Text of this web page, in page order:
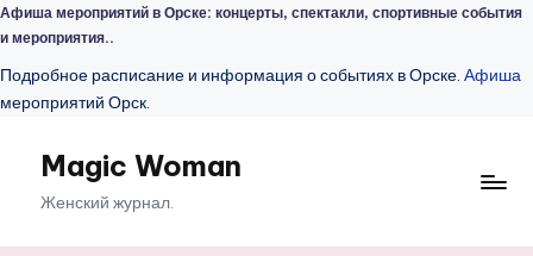
Афиша мероприятий в Орске: концерты, спектакли, спортивные события
и мероприятия..
Подробное расписание и информация о событиях в Орске. Афиша
мероприятий Орск.
ПерейтиMagic Woman
Женский журнал.